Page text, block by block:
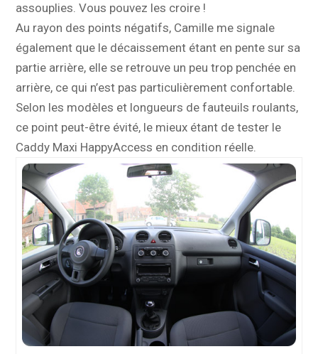
assouplies. Vous pouvez les croire !
Au rayon des points négatifs, Camille me signale
également que le décaissement étant en pente sur sa
partie arrière, elle se retrouve un peu trop penchée en
arrière, ce qui n’est pas particulièrement confortable.
Selon les modèles et longueurs de fauteuils roulants,
ce point peut-être évité, le mieux étant de tester le
Caddy Maxi HappyAccess en condition réelle.